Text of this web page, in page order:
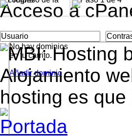
Acceso a
No hay dominios
en tu carrito.
Añadir dominio